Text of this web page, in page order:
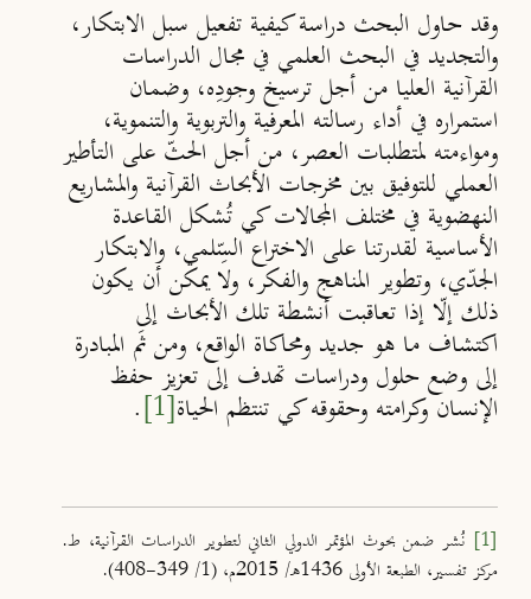
وقد حاول البحث دراسة كيفية تفعيل سبل الابتكار،
والتجديد في البحث العلمي في مجال الدراسات
القرآنية العليا من أجل ترسيخ وجودِه، وضمان
استمراره في أداء رسالته المعرفية والتربوية والتنموية،
ومواءمته لمتطلبات العصر، من أجل الحثّ على التأطير
العملي للتوفيق بين مخرجات الأبحاث القرآنية والمشاريع
النهضوية في مختلف المجالات کي تُشكل القاعدة
الأساسية لقدرتنا على الاختراع السِّلمي، والابتكار
الجدّي، وتطوير المناهج والفكر، ولا يمكن أن يكون
ذلك إلّا إذا تعاقبت أنشطة تلك الأبحاث إلى
اكتشاف ما هو جديد ومحاكاة الواقع، ومن ثَم المبادرة
إلى وضع حلول ودراسات تهدف إلى تعزيز حفظ
الإنسان وكرامته وحقوقه کي تنتظم الحياة[1]
.
[1]
نُشر ضمن بحوث المؤتمر الدولي الثاني لتطوير الدراسات القرآنية، ط.
مركز تفسير، الطبعة الأولى 1436هـ/ 2015م، (1/ 349-408).